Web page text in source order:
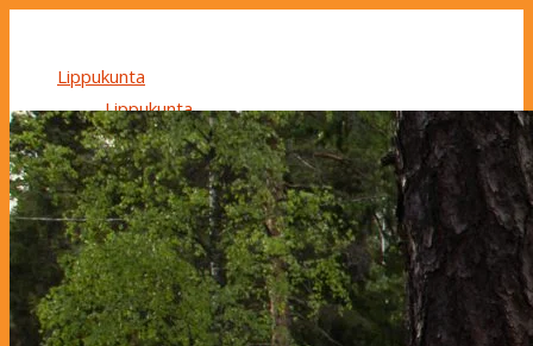
Lippukunta
Lippukunta
Yhteystiedot
Maksut ja stipendit
Ryhmät
Ryhmät
Perhepartio
Tapahtumakalenteri
Mukaan partioon